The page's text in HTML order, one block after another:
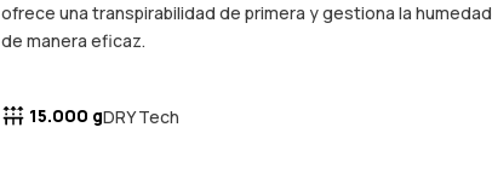
ofrece una transpirabilidad de primera y gestiona la humedad
de manera eficaz.
15.000 gDRY Tech